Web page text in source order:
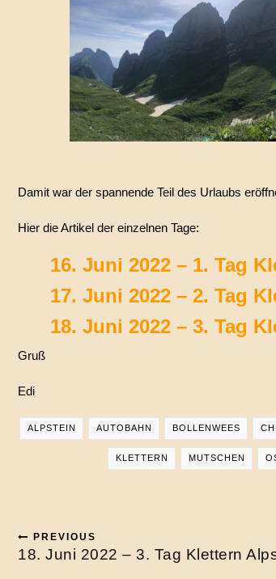
Damit war der spannende Teil des Urlaubs
Hier die Artikel der einzelnen Tage:
16. Juni 2022 – 1. Tag
17. Juni 2022 – 2. Tag
18. Juni 2022 – 3. Tag
Gruß
Edi
ALPSTEIN AUTOBAHN BOLLENWEES
KLETTERN MUTSCHEN
PREVIOUS
18. Juni 2022 – 3. Tag Klettern